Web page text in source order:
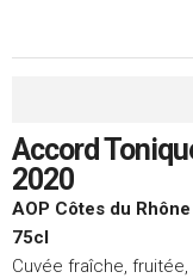
Accord
2020
AOP Côtes du
75cl
Cuvée fraîche,